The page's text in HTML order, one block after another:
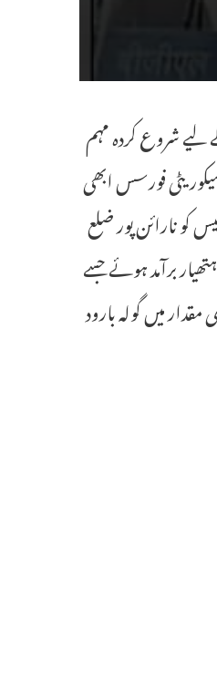
لیے شروع کردہ مہم
فورسس ابھی
کو نارائن پور ضلع
کا پتہ چلا ہے ۔ جس میں 24 لاکھ نقد رقم ، ہتھیار برآمد ہوئے جسے
میں انساس رائفلز ، ایس ایل آر 303 رائفلز اور بڑی مقدار میں گولہ بارود